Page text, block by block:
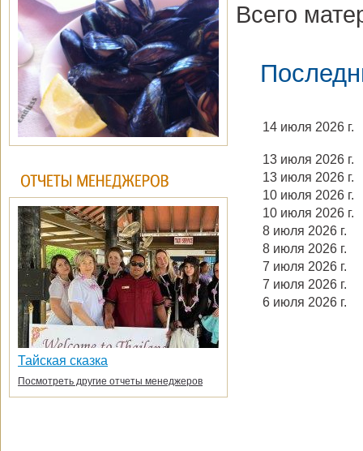
Тайская сказка
Посмотреть другие отчеты менеджеров
Всего
14 июля 2026 г.
13 июля 2026 г.
13 июля 2026 г.
10 июля 2026 г.
10 июля 2026 г.
8 июля 2026 г.
8 июля 2026 г.
7 июля 2026 г.
7 июля 2026 г.
6 июля 2026 г.